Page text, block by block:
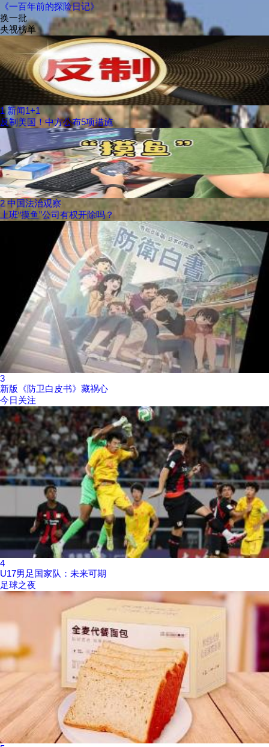
《一百年前的探险日记》
换一批
央视榜单
1 新闻1+1
反制美国！中方公布5项措施
2 中国法治观察
上班“摸鱼”公司有权开除吗？
3
新版《防卫白皮书》藏祸心
今日关注
4
U17男足国家队：未来可期
足球之夜